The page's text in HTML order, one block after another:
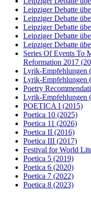
Leipziger Debatte
Leipziger Debatte
Leipziger Debatte
Leipziger Debatte
Leipziger Debatte
Series Of Events To
Reformation 2017
Lyrik-Empfehlungen
Lyrik-Empfehlungen
Poetry
Lyrik-Empfehlungen
POETICA I (2015)
Poetica 10 (2025)
Poetica 11 (2026)
Poetica II (2016)
Poetica III (2017)
Festival for World
Poetica 5 (2019)
Poetica 6 (2020)
Poetica 7 (2022)
Poetica 8 (2023)